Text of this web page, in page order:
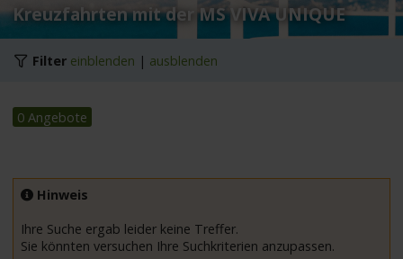
Themen
Reedereien
Schiffe
Wissen
Kreuzfahrten mit der MS VIVA UNIQUE
Filter einblenden | ausblenden
0 Angebote
Hinweis
Ihre Suche ergab leider keine Treffer.
Sie könnten versuchen Ihre Suchkriterien anzupassen.